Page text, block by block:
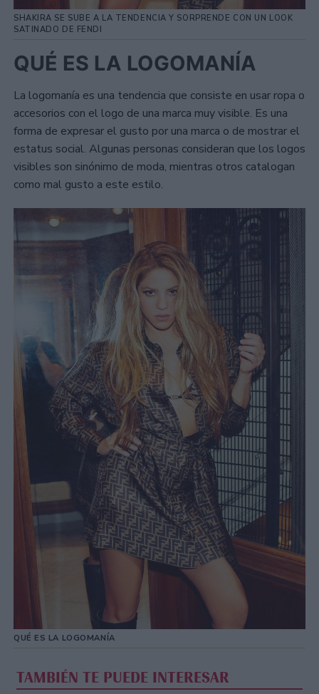
SHAKIRA SE SUBE A LA TENDENCIA Y SORPRENDE CON UN LOOK
SATINADO DE FENDI
QUÉ ES LA LOGOMANÍA
La logomanía es una tendencia que consiste en usar ropa o
accesorios con el logo de una marca muy visible. Es una
forma de expresar el gusto por una marca o de mostrar el
estatus social. Algunas personas consideran que los logos
visibles son sinónimo de moda, mientras otros catalogan
como mal gusto a este estilo.
QUÉ ES LA LOGOMANÍA
TAMBIÉN TE PUEDE INTERESAR